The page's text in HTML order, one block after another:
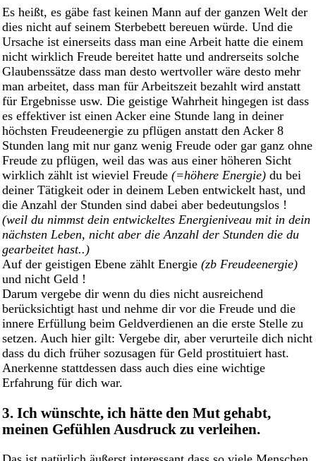
Es heißt, es gäbe fast keinen Mann auf der ganzen Welt der
dies nicht auf seinem Sterbebett bereuen würde. Und die
Ursache ist einerseits dass man eine Arbeit hatte die einem
nicht wirklich Freude bereitet hatte und andrerseits solche
Glaubenssätze dass man desto wertvoller wäre desto mehr
man arbeitet, dass man für Arbeitszeit bezahlt wird anstatt
für Ergebnisse usw. Die geistige Wahrheit hingegen ist dass
es effektiver ist einen Acker eine Stunde lang in deiner
höchsten Freudeenergie zu pflügen anstatt den Acker 8
Stunden lang mit nur ganz wenig Freude oder gar ganz ohne
Freude zu pflügen, weil das was aus einer höheren Sicht
wirklich zählt ist wieviel Freude (=höhere Energie) du bei
deiner Tätigkeit oder in deinem Leben entwickelt hast, und
die Anzahl der Stunden sind dabei aber bedeutungslos !
(weil du nimmst dein entwickeltes Energieniveau mit in dein
nächsten Leben, nicht aber die Anzahl der Stunden die du
gearbeitet hast..)
Auf der geistigen Ebene zählt Energie (zb Freudeenergie)
und nicht Geld !
Darum vergebe dir wenn du dies nicht ausreichend
berücksichtigt hast und nehme dir vor die Freude und die
innere Erfüllung beim Geldverdienen an die erste Stelle zu
setzen. Auch hier gilt: Vergebe dir, aber verurteile dich nicht
dass du dich früher sozusagen für Geld prostituiert hast.
Anerkenne stattdessen dass auch dies eine wichtige
Erfahrung für dich war.
3. Ich wünschte, ich hätte den Mut gehabt,
meinen Gefühlen Ausdruck zu verleihen.